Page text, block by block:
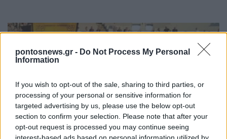
pontosnews.gr - Do Not Process My Personal
Information
If you wish to opt-out of the sale, sharing to third parties, or
processing of your personal or sensitive information for
targeted advertising by us, please use the below opt-out
section to confirm your selection. Please note that after your
opt-out request is processed you may continue seeing
interest-based ads based on personal information utilized by
ΣΥΛΛΟΓΟΙ